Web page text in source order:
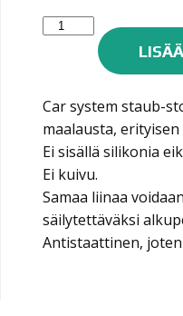
Car
pölyliina,
10kpl,
30cm
x
43cm
määrä
Car system staub-
maalausta,
Ei sisällä silikonia
Ei kuivu.
Samaa liinaa
säilytettäväksi
Antistaattinen,